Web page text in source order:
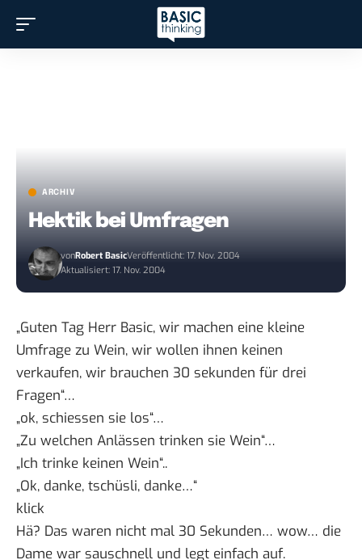
ARCHIV
Hektik bei Umfragen
vonRobert BasicVeröffentlicht: 17. Nov. 2004
Aktualisiert: 17. Nov. 2004
„Guten Tag Herr Basic, wir machen eine kleine
Umfrage zu Wein, wir wollen ihnen keinen
verkaufen, wir brauchen 30 sekunden für drei
Fragen“…
„ok, schiessen sie los“…
„Zu welchen Anlässen trinken sie Wein“…
„Ich trinke keinen Wein“..
„Ok, danke, tschüsli, danke…“
klick
Hä? Das waren nicht mal 30 Sekunden… wow… die
Dame war sauschnell und legt einfach auf.